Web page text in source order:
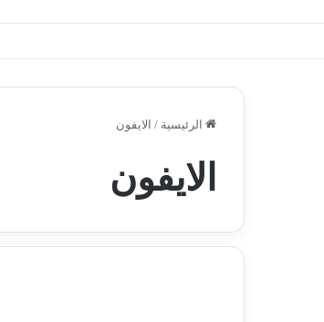
الرئيسية / الايفون
الايفون